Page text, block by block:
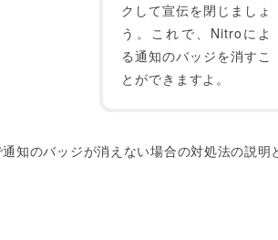
クして宣伝を閉じましょ
う。これで、Nitroによ
る通知のバッジを消すこ
とができますよ。
知のバッジが消えない場合の対処法の説明